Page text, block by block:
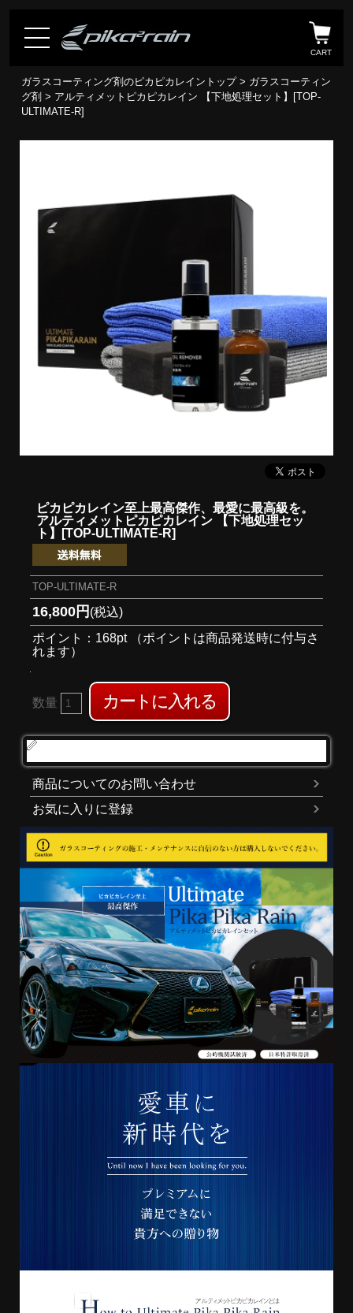
CART
ガラスコーティング剤のピカピカレイントップ> ガラスコーティン
グ剤 > アルティメットピカピカレイン 【下地処理セット】[TOP-
ULTIMATE-R]
ピカピカレイン至上最高傑作、最愛に最高級を。
アルティメットピカピカレイン 【下地処理セッ
ト】[TOP-ULTIMATE-R]
TOP-ULTIMATE-R
16,800円 (税込)
ポイント：168pt （ポイントは商品発送時に付与さ
れます）
数量
商品についてのお問い合わせ
お気に入りに登録